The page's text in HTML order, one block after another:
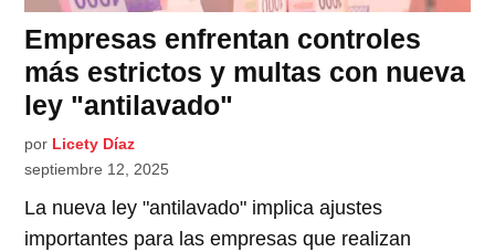
Empresas enfrentan controles
más estrictos y multas con nueva
ley "antilavado"
por Licety Díaz
septiembre 12, 2025
La nueva ley "antilavado" implica ajustes
importantes para las empresas que realizan